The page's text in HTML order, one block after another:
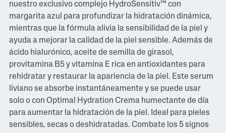
nuestro exclusivo complejo HydroSensitiv™ con
margarita azul para profundizar la hidratación dinámica,
mientras que la fórmula alivia la sensibilidad de la piel y
ayuda a mejorar la calidad de la piel sensible. Además de
ácido hialurónico, aceite de semilla de girasol,
provitamina B5 y vitamina E rica en antioxidantes para
rehidratar y restaurar la apariencia de la piel. Este serum
liviano se absorbe instantáneamente y se puede usar
solo o con Optimal Hydration Crema humectante de día
para aumentar la hidratación de la piel. Ideal para pieles
sensibles, secas o deshidratadas. Combate los 5 signos